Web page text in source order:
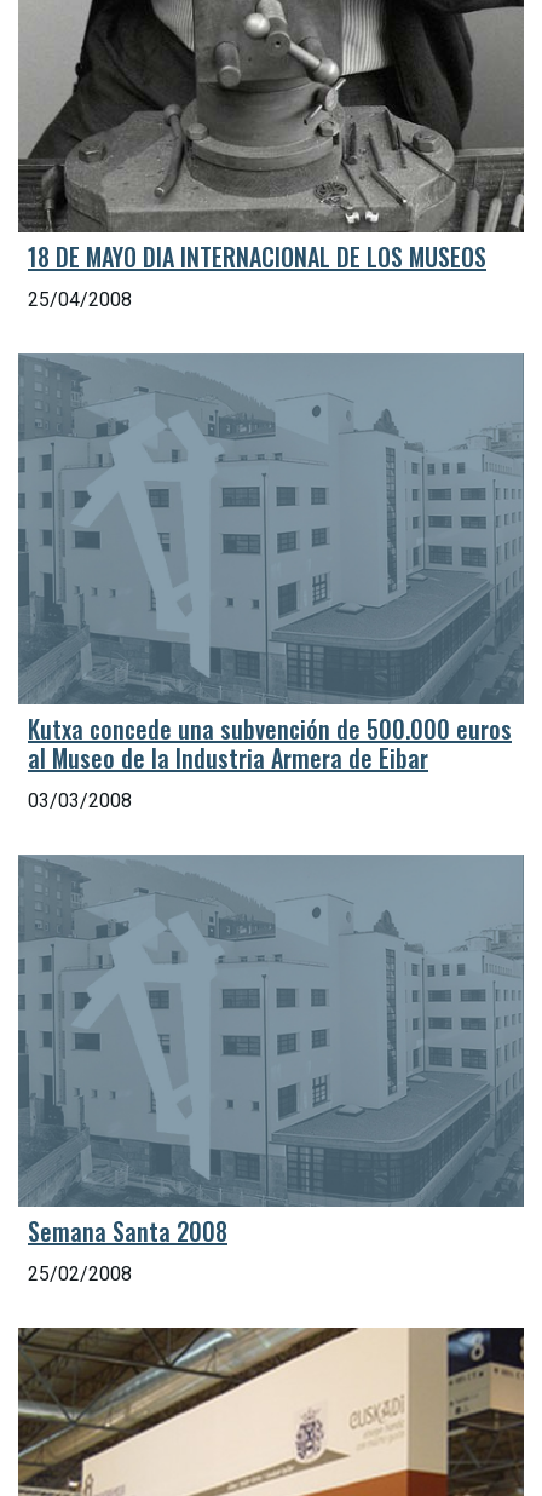
18 DE MAYO DIA INTERNACIONAL DE LOS MUSEOS
25/04/2008
Kutxa concede una subvención de 500.000 euros
al Museo de la Industria Armera de Eibar
03/03/2008
Semana Santa 2008
25/02/2008